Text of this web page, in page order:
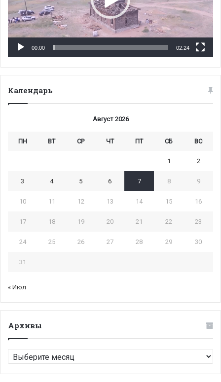
00:00 02:24
Календарь
Август 2026
ПН ВТ СР ЧТ ПТ СБ ВС
1 2
3 4 5 6 7 8 9
10 11 12 13 14 15 16
17 18 19 20 21 22 23
24 25 26 27 28 29 30
31
« Июл
Архивы
Архивы